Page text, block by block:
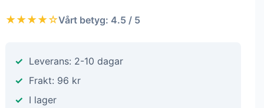
★★★★☆Vårt betyg: 4.5 / 5
Leverans: 2-10 dagar
Frakt: 96 kr
I lager